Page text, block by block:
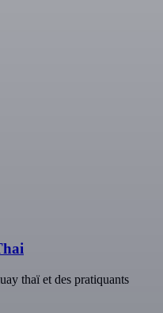
thaï et des pratiquants